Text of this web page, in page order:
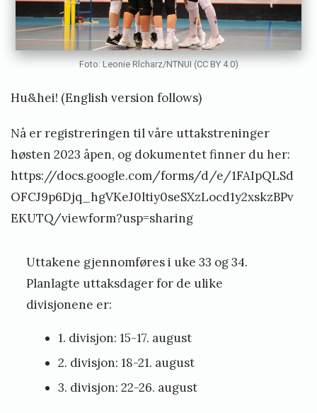
n
e
d
l
e
n
Foto: Leonie Rlcharz/NTNUI (CC BY 4.0)
Hu&hei! (English version follows)
Nå er registreringen til våre uttakstreninger
høsten 2023 åpen, og dokumentet finner du her:
https://docs.google.com/forms/d/e/1FAIpQLSd
OFCJ9p6Djq_hgVKeJ0ltiy0seSXzLocd1y2xskzBPv
EKUTQ/viewform?usp=sharing
Uttakene gjennomføres i uke 33 og 34.
Planlagte uttaksdager for de ulike
divisjonene er:
1. divisjon: 15-17. august
2. divisjon: 18-21. august
3. divisjon: 22-26. august